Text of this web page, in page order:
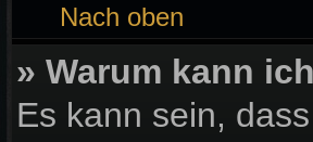
Nach oben
» Warum kann
Es kann sein,